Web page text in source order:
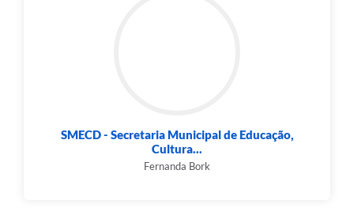
SMECD - Secretaria Municipal de Educação,
Cultura...
Fernanda Bork